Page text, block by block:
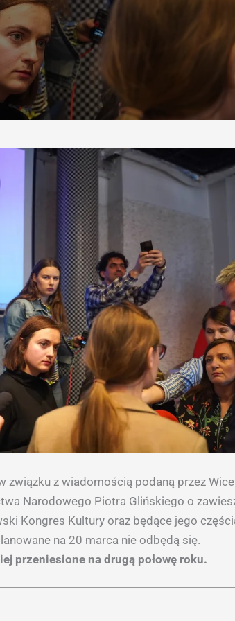
związku z wiadomością podaną przez
Narodowego Piotra Glińskiego o
Kongres Kultury oraz będące jego
na 20 marca nie odbędą się.
przeniesione na drugą połowę roku.